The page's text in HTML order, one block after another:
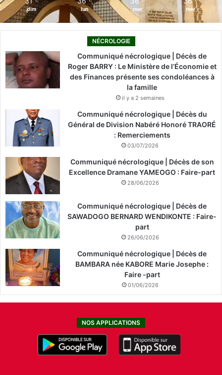
dim lun mar mer
NÉCROLOGIE
Communiqué nécrologique | Décès de
Roger BARRY : Le Ministère de l’Économie et
des Finances présente ses condoléances à
la famille
il y a 2 semaines
Communiqué nécrologique | Décès du
Général de Division Nabéré Honoré TRAORÉ
: Remerciements
03/07/2026
Communiqué nécrologique | Décès de son
Excellence Dramane YAMEOGO : Faire-part
28/06/2026
Communiqué nécrologique | Décès de
SAWADOGO BERNARD WENDIKONTE : Faire-
part
26/06/2026
Communiqué nécrologique | Décès de
BAMBARA née KABORE Marie Josephe :
Faire -part
01/06/2026
NOS APPLICATIONS